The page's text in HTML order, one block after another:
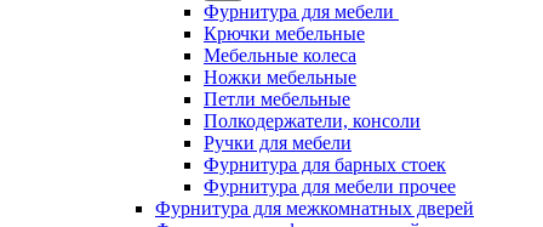
Фурнитура для мебели
Крючки мебельные
Мебельные колеса
Ножки мебельные
Петли мебельные
Полкодержатели, консоли
Ручки для мебели
Фурнитура для барных стоек
Фурнитура для мебели прочее
Фурнитура для межкомнатных дверей